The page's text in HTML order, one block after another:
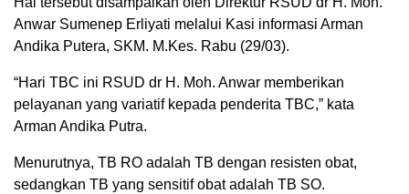
Anwar Sumenep Erliyati melalui Kasi informasi Arman
Andika Putera, SKM. M.Kes. Rabu (29/03).
“Hari TBC ini RSUD dr H. Moh. Anwar memberikan
pelayanan yang variatif kepada penderita TBC,” kata
Arman Andika Putra.
Menurutnya, TB RO adalah TB dengan resisten obat,
sedangkan TB yang sensitif obat adalah TB SO.